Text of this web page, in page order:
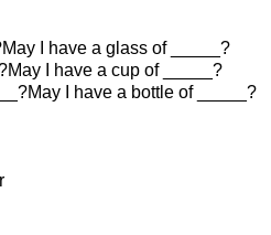
I have a glass of _____?
I have a cup of _____?
I have a bottle of _____?